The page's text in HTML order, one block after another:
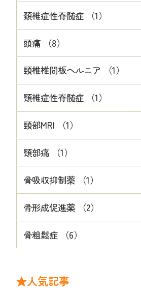
頚椎症性脊髄症 （1）
頭痛 （8）
頸椎椎間板ヘルニア （1）
頸椎症性脊髄症 （1）
頸部MRI （1）
頸部痛 （1）
骨吸収抑制薬 （1）
骨形成促進薬 （2）
骨粗鬆症 （6）
人気記事